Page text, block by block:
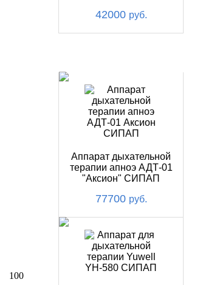
100
42000 руб.
Аппарат дыхательной
терапии апноэ АДТ-01
"Аксион" СИПАП
77700 руб.